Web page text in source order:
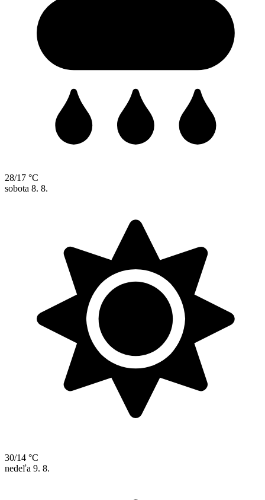
28/17 °C
sobota 8. 8.
30/14 °C
nedeľa 9. 8.